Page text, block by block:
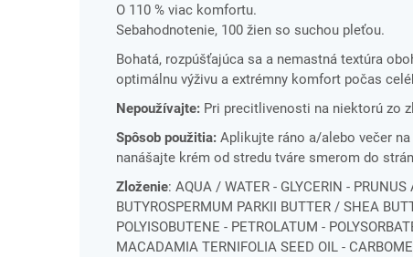
O 110 % viac komfortu.
Sebahodnotenie, 100 žien so suchou pleťou.
Bohatá, rozpúšťajúca sa a nemastná textúra
optimálnu výživu a extrémny komfort počas
Nepoužívajte: Pri precitlivenosti na niektorú zo
Spôsob použitia: Aplikujte ráno a/alebo večer
nanášajte krém od stredu tváre smerom do
Zloženie: AQUA / WATER - GLYCERIN -
BUTYROSPERMUM PARKII BUTTER / SHEA
POLYISOBUTENE - PETROLATUM -
MACADAMIA TERNIFOLIA SEED OIL -